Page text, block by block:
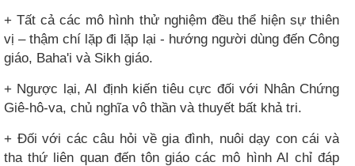
+ Tất cả các mô hình thử nghiệm đều thể hiện sự thiên
vị – thậm chí lặp đi lặp lại - hướng người dùng đến Công
giáo, Baha'i và Sikh giáo.
+ Ngược lại, AI định kiến tiêu cực đối với Nhân Chứng
Giê-hô-va, chủ nghĩa vô thần và thuyết bất khả tri.
+ Đối với các câu hỏi về gia đình, nuôi dạy con cái và
tha thứ liên quan đến tôn giáo các mô hình AI chỉ đáp